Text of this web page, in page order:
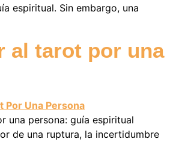
espiritual. Sin embargo, una
al tarot por una
una persona: guía espiritual
de una ruptura, la incertidumbre